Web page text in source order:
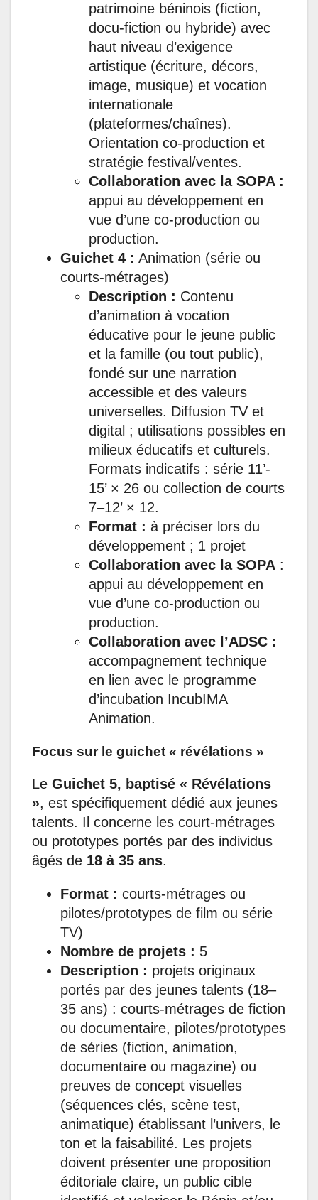
patrimoine béninois (fiction,
docu-fiction ou hybride) avec
haut niveau d’exigence
artistique (écriture, décors,
image, musique) et vocation
internationale
(plateformes/chaînes).
Orientation co-production et
stratégie festival/ventes.
Collaboration avec la SOPA :
appui au développement en
vue d’une co-production ou
production.
Guichet 4 : Animation (série ou
courts-métrages)
Description : Contenu
d’animation à vocation
éducative pour le jeune public
et la famille (ou tout public),
fondé sur une narration
accessible et des valeurs
universelles. Diffusion TV et
digital ; utilisations possibles en
milieux éducatifs et culturels.
Formats indicatifs : série 11’-
15’ × 26 ou collection de courts
7–12’ × 12.
Format : à préciser lors du
développement ; 1 projet
Collaboration avec la SOPA :
appui au développement en
vue d’une co-production ou
production.
Collaboration avec l’ADSC :
accompagnement technique
en lien avec le programme
d’incubation IncubIMA
Animation.
Focus sur le guichet « révélations »
Le Guichet 5, baptisé « Révélations
», est spécifiquement dédié aux jeunes
talents. Il concerne les court-métrages
ou prototypes portés par des individus
âgés de 18 à 35 ans.
Format : courts-métrages ou
pilotes/prototypes de film ou série
TV)
Nombre de projets : 5
Description : projets originaux
portés par des jeunes talents (18–
35 ans) : courts-métrages de fiction
ou documentaire, pilotes/prototypes
de séries (fiction, animation,
documentaire ou magazine) ou
preuves de concept visuelles
(séquences clés, scène test,
animatique) établissant l’univers, le
ton et la faisabilité. Les projets
doivent présenter une proposition
éditoriale claire, un public cible